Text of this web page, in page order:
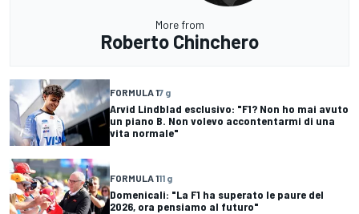
More from
Roberto Chinchero
FORMULA 17 g
Arvid Lindblad esclusivo: "F1? Non ho mai avuto
un piano B. Non volevo accontentarmi di una
vita normale"
FORMULA 111 g
Domenicali: "La F1 ha superato le paure del
2026, ora pensiamo al futuro"